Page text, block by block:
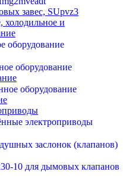
завес, SUpvz3
холодильное и